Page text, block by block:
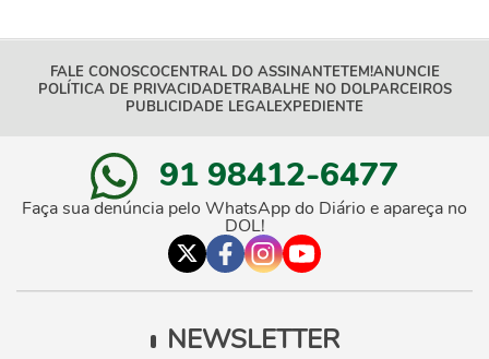
FALE CONOSCOCENTRAL DO ASSINANTETEM!ANUNCIE
POLÍTICA DE PRIVACIDADETRABALHE NO DOLPARCEIROS
PUBLICIDADE LEGALEXPEDIENTE
91 98412-6477
Faça sua denúncia pelo WhatsApp do Diário e apareça no
DOL!
NEWSLETTER